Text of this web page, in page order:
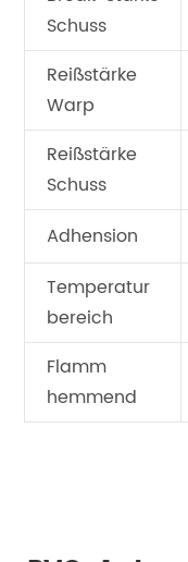
Schuss
Reißstärke
Warp
Reißstärke
Schuss
Adhension
Temperatur
bereich
Flamm
hemmend